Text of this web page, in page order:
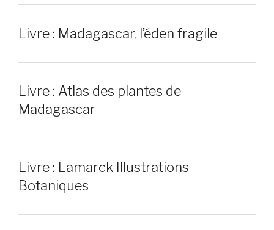
Livre : Madagascar, l’éden fragile
Livre : Atlas des plantes de
Madagascar
Livre : Lamarck Illustrations
Botaniques